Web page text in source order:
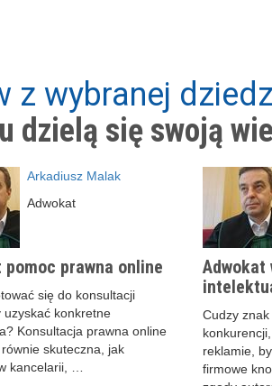
z wybranej
dzielą się swoją
Arkadiusz Malak
Adwokat
pomoc prawna online
się do konsultacji
uzyskać konkretne
Konsultacja prawna online
skuteczna, jak
kancelarii, …
Adwokat
Cudzy
reklamie,
firmowe